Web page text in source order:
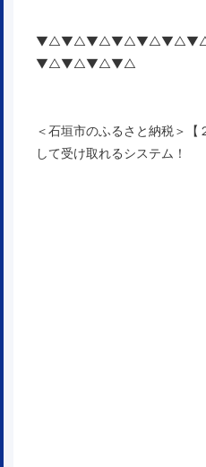
▼△▼△▼△▼△
＜石垣市のふるさと納税＞【
して受け取れるシステム！